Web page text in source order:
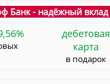
Банк - надёжный вклад
дебетовая
карта
в подарок